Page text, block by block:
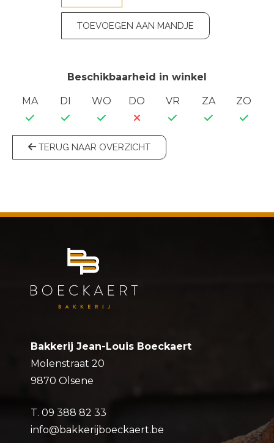
TOEVOEGEN AAN MANDJE
Beschikbaarheid in winkel
MA DI WO DO VR ZA ZO
TERUG NAAR OVERZICHT
Bakkerij Jean-Louis Boeckaert
Molenstraat 20
9870 Olsene
T. 09 388 82 33
info@bakkerijboeckaert.be